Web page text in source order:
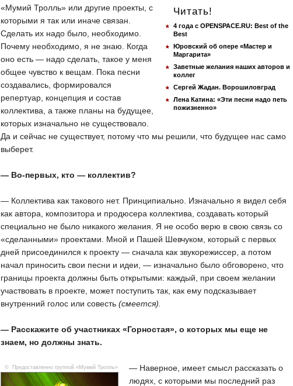
Читать!
4 года с OPENSPACE.RU: Best of the
Best
Юровский об опере «Мастер и
Маргарита»
Заветные желания наших авторов и
коллег
Сергей Жадан. Ворошиловград
Лена Катина: «Эти песни надо петь
пожизненно»
«Мумий Тролль» или другие проекты, с
которыми я так или иначе связан.
Сделать их надо было, необходимо.
Почему необходимо, я не знаю. Когда
оно есть — надо сделать, такое у меня
общее чувство к вещам. Пока песни
создавались, формировался
репертуар, концепция и состав
коллектива, а также планы на будущее,
которых изначально не существовало.
Да и сейчас не существует, потому что мы решили, что будущее нас само
выберет.
— Во-первых, кто — коллектив?
— Коллектива как такового нет. Принципиально. Изначально я видел себя
как автора, композитора и продюсера коллектива, создавать который
специально не было никакого желания. Я не особо верю в свою связь со
«сделанными» проектами. Мной и Пашей Шевчуком, который с первых
дней присоединился к проекту — сначала как звукорежиссер, а потом
начал приносить свои песни и идеи, — изначально было обговорено, что
границы проекта должны быть открытыми: каждый, при своем желании
участвовать в проекте, может поступить так, как ему подсказывает
внутренний голос или совесть (смеется).
— Расскажите об участниках «Горностая», о которых мы еще не
знаем, но должны знать.
© Предоставленно группой «Мумий Тролль»
— Наверное, имеет смысл рассказать о
людях, с которыми мы последний раз